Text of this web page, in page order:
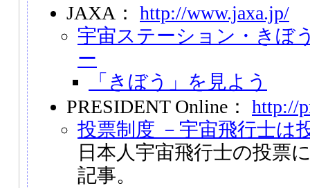
JAXA： http://www.jaxa.jp/
宇宙ステーション・きぼ
ー
「きぼう」を見よう
PRESIDENT Online： http://
投票制度 －宇宙飛行士は
日本人宇宙飛行士の投票
記事。